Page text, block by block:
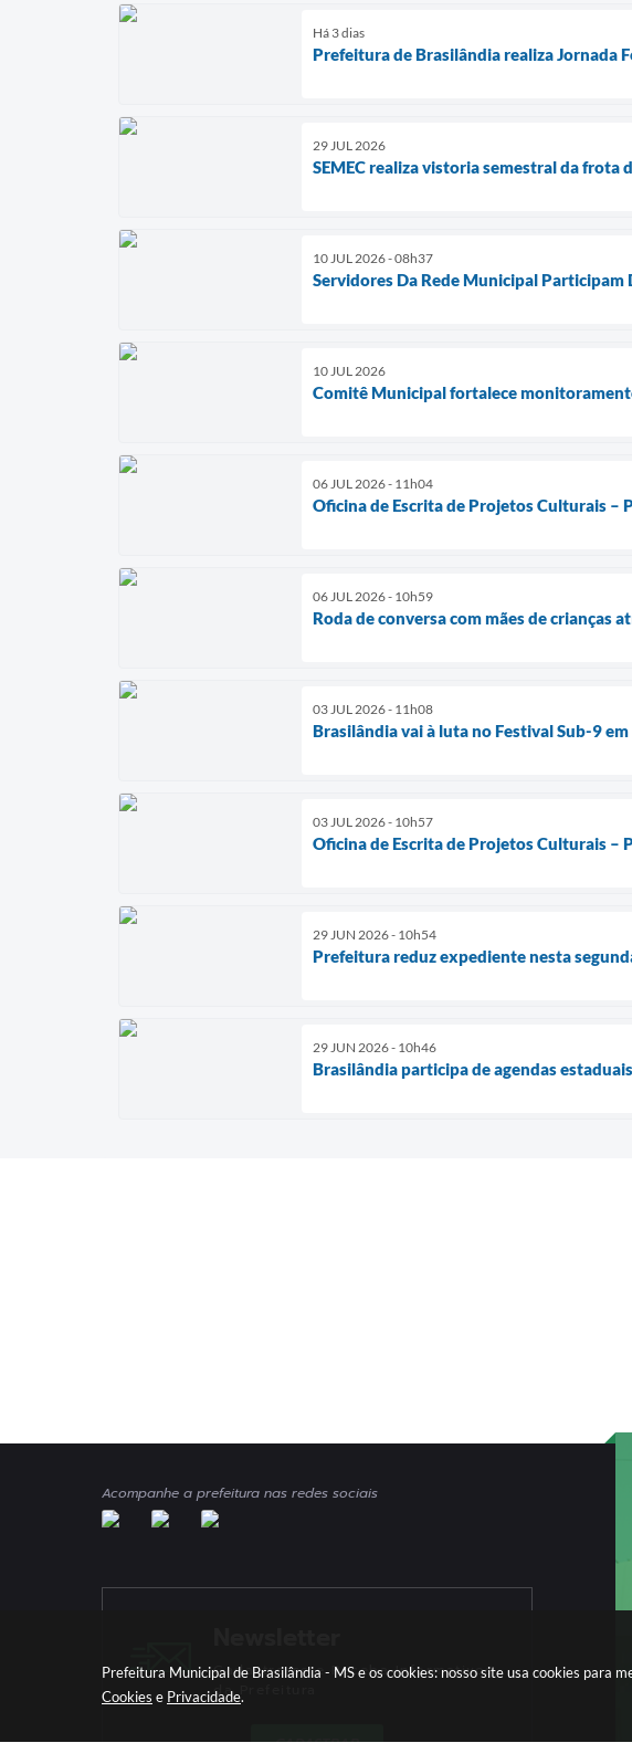
Prefeitura Municipal de Brasilândia - MS e os cookies: nosso site usa cookies para
Cookies e Privacidade.
Há 3 dias
Prefeitura de Brasilândia realiza Jornada
29 JUL 2026
SEMEC realiza vistoria semestral da
10 JUL 2026 - 08h37
Servidores Da Rede Municipal Participam
10 JUL 2026
Comitê Municipal fortalece
06 JUL 2026 - 11h04
Oficina de Escrita de Projetos Culturais –
06 JUL 2026 - 10h59
Roda de conversa com mães de crianças
03 JUL 2026 - 11h08
Brasilândia vai à luta no Festival Sub-9
03 JUL 2026 - 10h57
Oficina de Escrita de Projetos Culturais –
29 JUN 2026 - 10h54
Prefeitura reduz expediente nesta
29 JUN 2026 - 10h46
Brasilândia participa de agendas
Acompanhe a prefeitura nas redes sociais
Cadastre-se e Receba Informativos
da Prefeitura